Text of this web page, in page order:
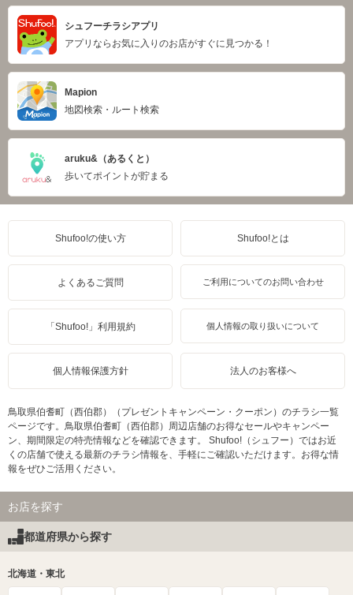
シュフーチラシアプリ
アプリならお気に入りのお店がすぐに見つかる！
Mapion
地図検索・ルート検索
aruku&（あるくと）
歩いてポイントが貯まる
Shufoo!の使い方 Shufoo!とは
よくあるご質問 ご利用についてのお問い合わせ
「Shufoo!」利用規約 個人情報の取り扱いについて
個人情報保護方針 法人のお客様へ
鳥取県伯耆町（西伯郡）（プレゼントキャンペーン・クーポン）のチラシ一覧
ページです。鳥取県伯耆町（西伯郡）周辺店舗のお得なセールやキャンペー
ン、期間限定の特売情報などを確認できます。 Shufoo!（シュフー）ではお近
くの店舗で使える最新のチラシ情報を、手軽にご確認いただけます。お得な情
報をぜひご活用ください。
お店を探す
都道府県から探す
北海道・東北